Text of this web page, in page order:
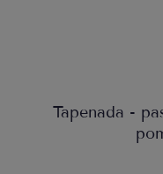
Tapenada -